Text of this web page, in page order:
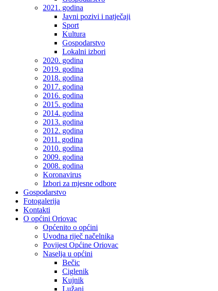
2021. godina
Javni pozivi i natječaji
Sport
Kultura
Gospodarstvo
Lokalni izbori
2020. godina
2019. godina
2018. godina
2017. godina
2016. godina
2015. godina
2014. godina
2013. godina
2012. godina
2011. godina
2010. godina
2009. godina
2008. godina
Koronavirus
Izbori za mjesne odbore
Gospodarstvo
Fotogalerija
Kontakti
O općini Oriovac
Općenito o općini
Uvodna riječ načelnika
Povijest Općine Oriovac
Naselja u općini
Bečic
Ciglenik
Kujnik
Lužani